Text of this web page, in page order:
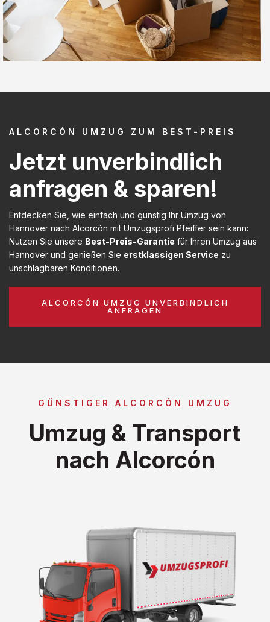
ALCORCÓN UMZUG ZUM BEST-PREIS
Jetzt unverbindlich
anfragen & sparen!
Entdecken Sie, wie einfach und günstig Ihr Umzug von
Hannover nach Alcorcón mit Umzugsprofi Pfeiffer sein kann:
Nutzen Sie unsere Best-Preis-Garantie für Ihren Umzug aus
Hannover und genießen Sie erstklassigen Service zu
unschlagbaren Konditionen.
ALCORCÓN UMZUG UNVERBINDLICH
ANFRAGEN
GÜNSTIGER ALCORCÓN UMZUG
Umzug & Transport
nach Alcorcón